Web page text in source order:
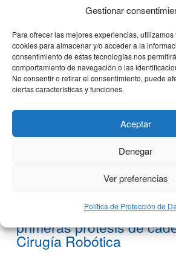
Gestionar
Para ofrecer las mejores experiencias,
cookies para almacenar y/o acceder a la
consentimiento de estas tecnologías nos
comportamiento de navegación o las
No consentir o retirar el consentimiento, puede
ciertas características y funciones.
Aceptar
Denegar
Ver preferencias
Política de Protección de
Clínica CEMTRO implanta
primeras prótesis de
Cirugía Robótica